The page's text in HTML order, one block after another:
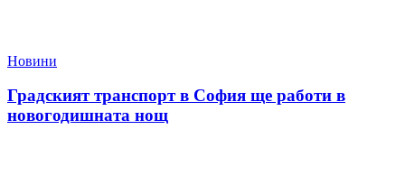
Новини
Градският транспорт в София ще работи в
новогодишната нощ